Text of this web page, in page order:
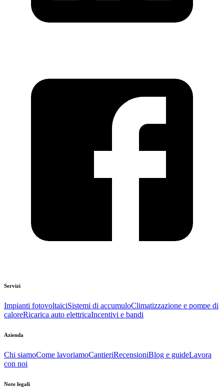
Servizi
Impianti fotovoltaiciSistemi di accumuloClimatizzazione e pompe di
caloreRicarica auto elettricaIncentivi e bandi
Azienda
Chi siamoCome lavoriamoCantieriRecensioniBlog e guideLavora
con noi
Note legali